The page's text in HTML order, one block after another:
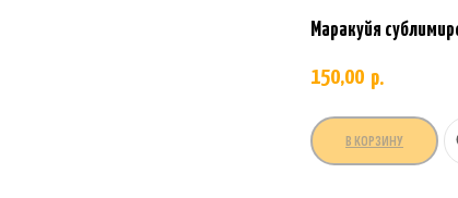
Маракуйя
150,00 р.
В КОРЗИНУ